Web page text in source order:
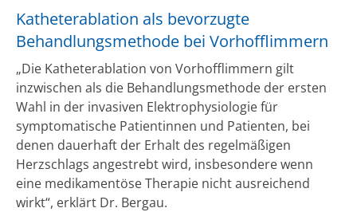
Katheterablation als bevorzugte
Behandlungsmethode bei Vorhofflimmern
„Die Katheterablation von Vorhofflimmern gilt
inzwischen als die Behandlungsmethode der ersten
Wahl in der invasiven Elektrophysiologie für
symptomatische Patientinnen und Patienten, bei
denen dauerhaft der Erhalt des regelmäßigen
Herzschlags angestrebt wird, insbesondere wenn
eine medikamentöse Therapie nicht ausreichend
wirkt“, erklärt Dr. Bergau.